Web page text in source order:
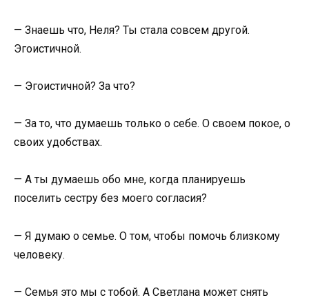
— Знаешь что, Неля? Ты стала совсем другой.
Эгоистичной.
— Эгоистичной? За что?
— За то, что думаешь только о себе. О своем покое, о
своих удобствах.
— А ты думаешь обо мне, когда планируешь
поселить сестру без моего согласия?
— Я думаю о семье. О том, чтобы помочь близкому
человеку.
— Семья это мы с тобой. А Светлана может снять